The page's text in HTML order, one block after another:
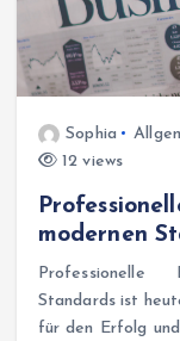
Sophia
12 views
modernen
Professionelle
Standards ist
für den Erfolg